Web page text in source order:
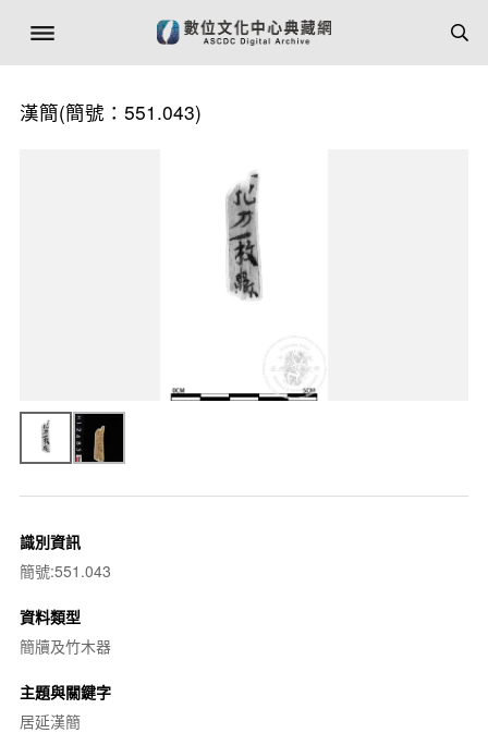
漢簡(簡號：551.043)
識別資訊
簡號:551.043
資料類型
簡牘及竹木器
主題與關鍵字
居延漢簡